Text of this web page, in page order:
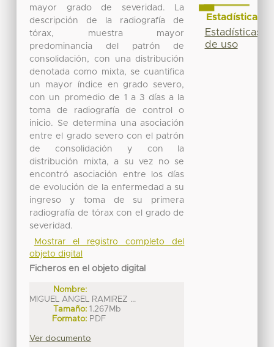
mayor grado de severidad. La
descripción de la radiografía de
tórax, muestra mayor
predominancia del patrón de
consolidación, con una distribución
denotada como mixta, se cuantifica
un mayor índice en grado severo,
con un promedio de 1 a 3 días a la
toma de radiografía de control o
inicio. Se determina una asociación
entre el grado severo con el patrón
de consolidación y con la
distribución mixta, a su vez no se
encontró asociación entre los días
de evolución de la enfermedad a su
ingreso y toma de su primera
radiografía de tórax con el grado de
severidad.
Mostrar el registro completo del
objeto digital
Ficheros en el objeto digital
Nombre:
MIGUEL ANGEL RAMIREZ ...
Tamaño: 1.267Mb
Formato: PDF
Ver documento
Estadísticas
Estadísticas
de uso